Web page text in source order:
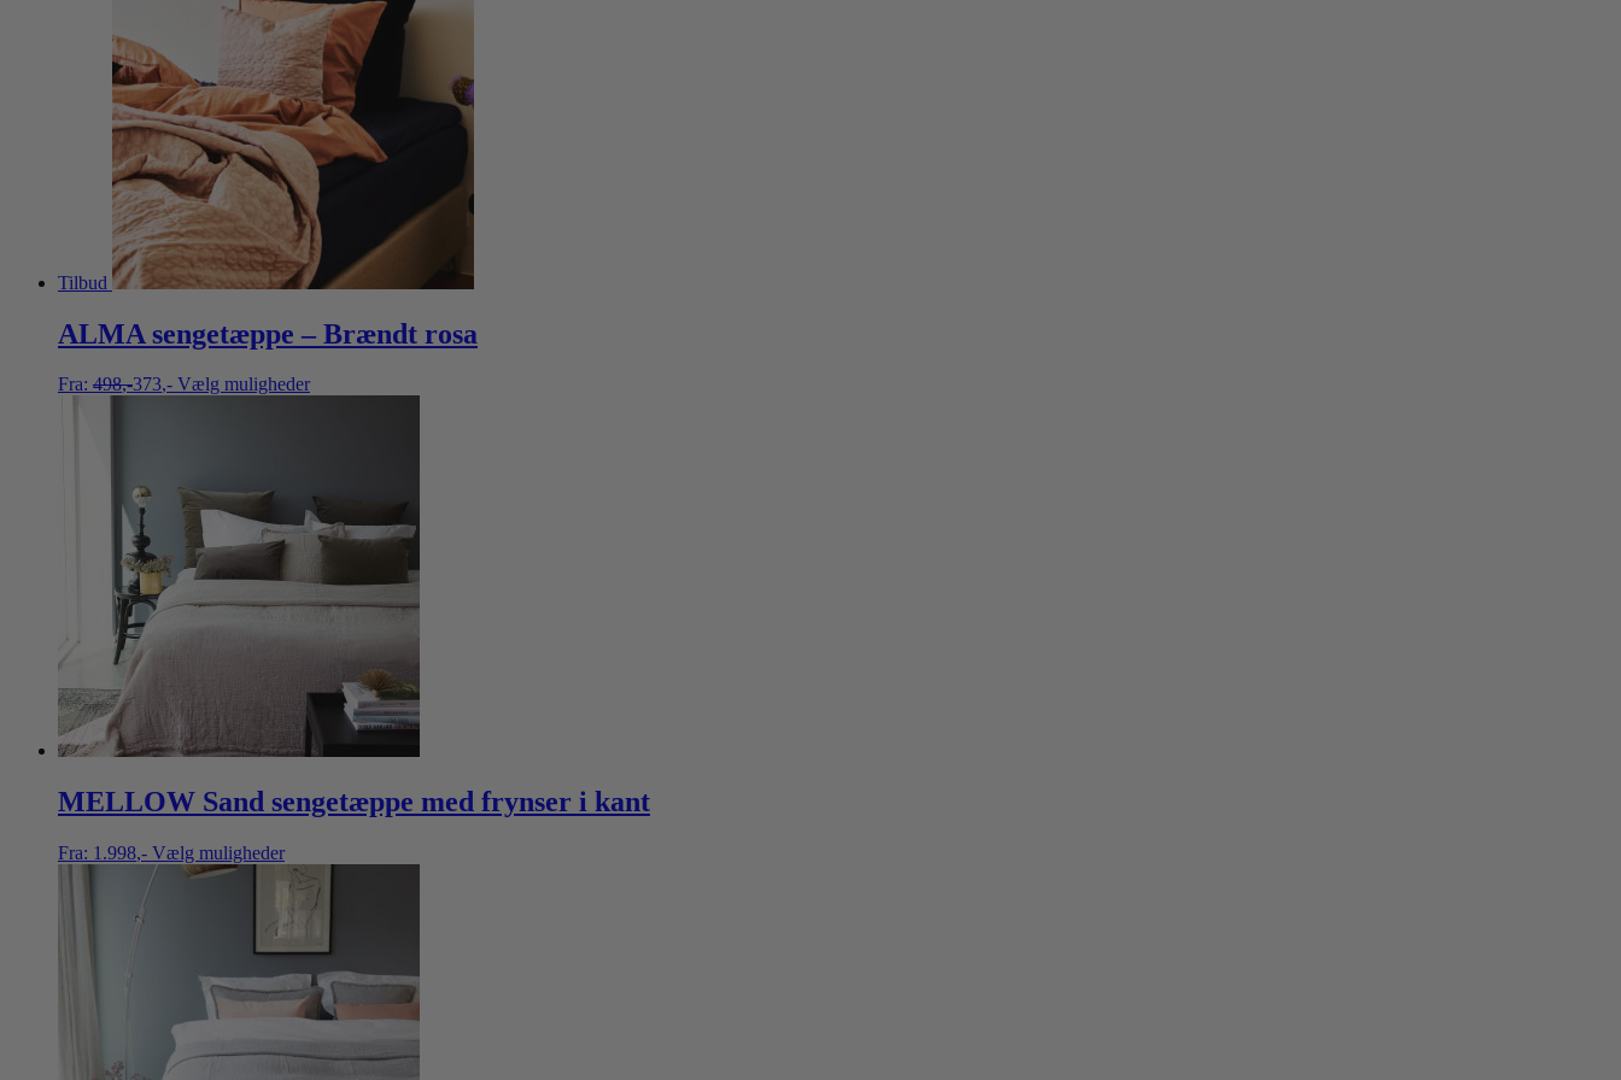
Tilbud
ALMA sengetæppe – Brændt rosa
Fra: 498,-373,- Vælg muligheder
MELLOW Sand sengetæppe med frynser i kant
Fra: 1.998,- Vælg muligheder